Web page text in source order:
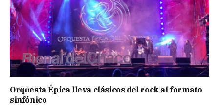
Orquesta Épica lleva clásicos del rock al formato
sinfónico